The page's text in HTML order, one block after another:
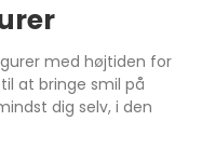
med højtiden for
at bringe smil på
dig selv, i den